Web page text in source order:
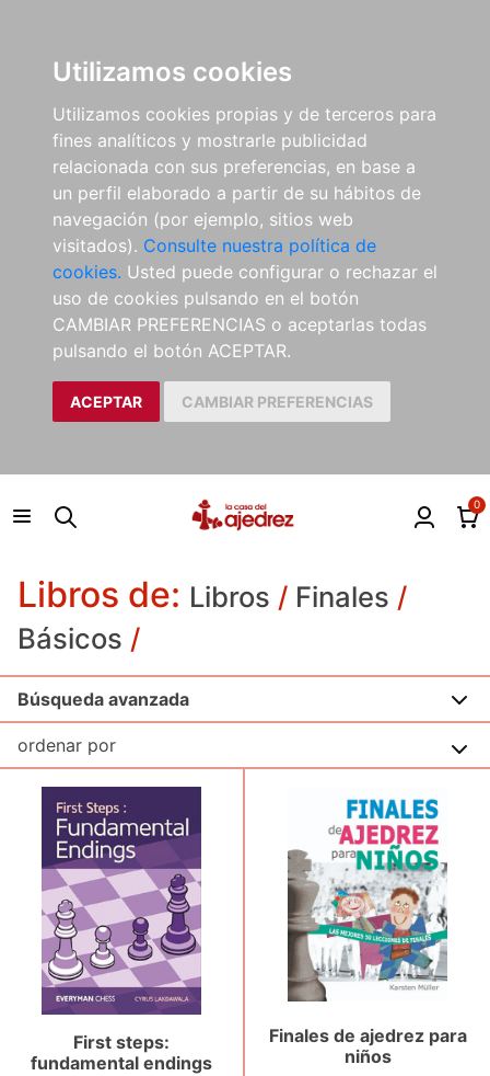
Utilizamos cookies
Utilizamos cookies propias y de terceros para
fines analíticos y mostrarle publicidad
relacionada con sus preferencias, en base a
un perfil elaborado a partir de su hábitos de
navegación (por ejemplo, sitios web
visitados). Consulte nuestra política de
cookies. Usted puede configurar o rechazar el
uso de cookies pulsando en el botón
CAMBIAR PREFERENCIAS o aceptarlas todas
pulsando el botón ACEPTAR.
ACEPTAR CAMBIAR PREFERENCIAS
0
Libros de: Libros / Finales /
Básicos /
Búsqueda avanzada
First steps:
fundamental endings
Finales de ajedrez para
niños